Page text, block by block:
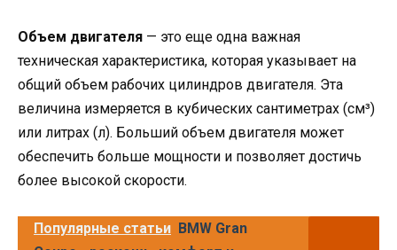
Объем двигателя — это еще одна важная
техническая характеристика, которая указывает на
общий объем рабочих цилиндров двигателя. Эта
величина измеряется в кубических сантиметрах (см³)
или литрах (л). Больший объем двигателя может
обеспечить больше мощности и позволяет достичь
более высокой скорости.
Популярные статьи BMW Gran